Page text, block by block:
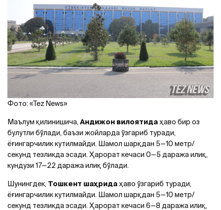
Фото: «Tez News»
Маълум қилинишича, Андижон вилоятидаҳаво бир оз
булутли бўлади, баъзи жойларда ўзгариб туради,
ёғингарчилик кутилмайди. Шамол шарқдан 5—10 метр/
секунд тезликда эсади. Ҳарорат кечаси 0—5 даража илиқ,
кундузи 17—22 даража илиқ бўлади.
Шунингдек, Тошкент шаҳридаҳаво ўзгариб туради,
ёғингарчилик кутилмайди. Шамол шарқдан 5—10 метр/
секунд тезликда эсади. Ҳарорат кечаси 6—8 даража илиқ,